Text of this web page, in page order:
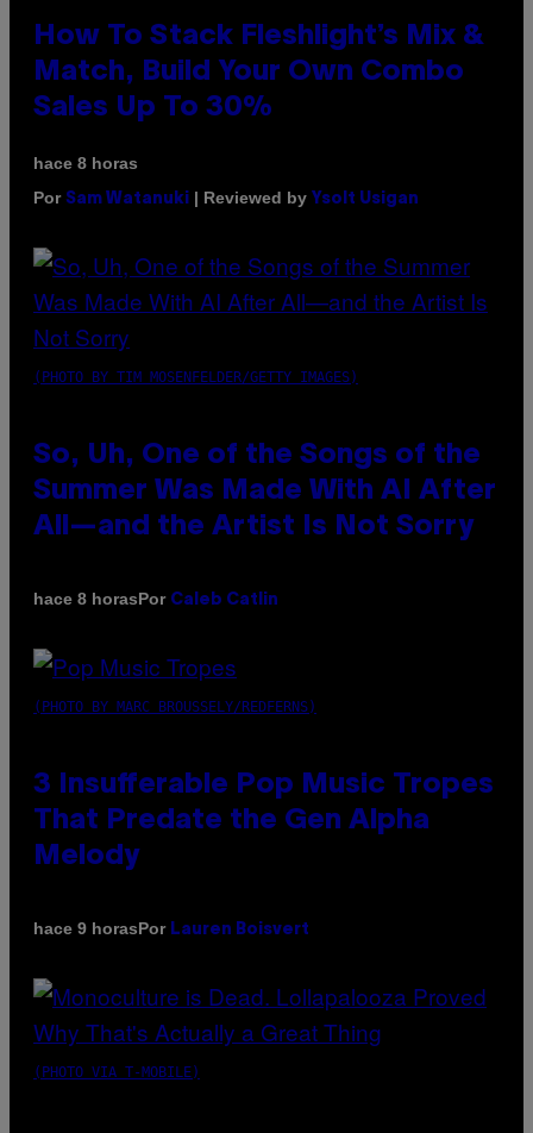
How To Stack Fleshlight’s Mix &
Match, Build Your Own Combo
Sales Up To 30%
hace 8 horas
Por Sam Watanuki | Reviewed by Ysolt Usigan
(PHOTO BY TIM MOSENFELDER/GETTY IMAGES)
So, Uh, One of the Songs of the
Summer Was Made With AI After
All—and the Artist Is Not Sorry
hace 8 horasPor Caleb Catlin
(PHOTO BY MARC BROUSSELY/REDFERNS)
3 Insufferable Pop Music Tropes
That Predate the Gen Alpha
Melody
hace 9 horasPor Lauren Boisvert
(PHOTO VIA T-MOBILE)